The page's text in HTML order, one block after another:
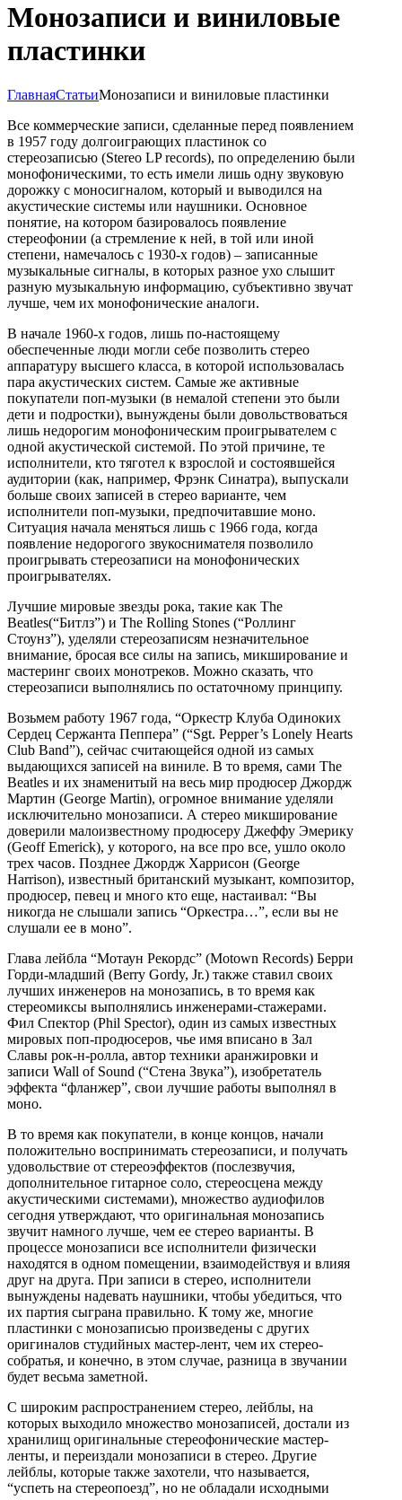
Монозаписи и виниловые
пластинки
ГлавнаяСтатьиМонозаписи и виниловые пластинки
Все коммерческие записи, сделанные перед появлением
в 1957 году долгоиграющих пластинок со
стереозаписью (Stereo LP records), по определению были
монофоническими, то есть имели лишь одну звуковую
дорожку с моносигналом, который и выводился на
акустические системы или наушники. Основное
понятие, на котором базировалось появление
стереофонии (а стремление к ней, в той или иной
степени, намечалось с 1930-х годов) – записанные
музыкальные сигналы, в которых разное ухо слышит
разную музыкальную информацию, субъективно звучат
лучше, чем их монофонические аналоги.
В начале 1960-х годов, лишь по-настоящему
обеспеченные люди могли себе позволить стерео
аппаратуру высшего класса, в которой использовалась
пара акустических систем. Самые же активные
покупатели поп-музыки (в немалой степени это были
дети и подростки), вынуждены были довольствоваться
лишь недорогим монофоническим проигрывателем с
одной акустической системой. По этой причине, те
исполнители, кто тяготел к взрослой и состоявшейся
аудитории (как, например, Фрэнк Синатра), выпускали
больше своих записей в стерео варианте, чем
исполнители поп-музыки, предпочитавшие моно.
Ситуация начала меняться лишь с 1966 года, когда
появление недорогого звукоснимателя позволило
проигрывать стереозаписи на монофонических
проигрывателях.
Лучшие мировые звезды рока, такие как The
Beatles(“Битлз”) и The Rolling Stones (“Роллинг
Стоунз”), уделяли стереозаписям незначительное
внимание, бросая все силы на запись, микширование и
мастеринг своих монотреков. Можно сказать, что
стереозаписи выполнялись по остаточному принципу.
Возьмем работу 1967 года, “Оркестр Клуба Одиноких
Сердец Сержанта Пеппера” (“Sgt. Pepper’s Lonely Hearts
Club Band”), сейчас считающейся одной из самых
выдающихся записей на виниле. В то время, сами The
Beatles и их знаменитый на весь мир продюсер Джордж
Мартин (George Martin), огромное внимание уделяли
исключительно монозаписи. А стерео микширование
доверили малоизвестному продюсеру Джеффу Эмерику
(Geoff Emerick), у которого, на все про все, ушло около
трех часов. Позднее Джордж Харрисон (George
Harrison), известный британский музыкант, композитор,
продюсер, певец и много кто еще, настаивал: “Вы
никогда не слышали запись “Оркестра…”, если вы не
слушали ее в моно”.
Глава лейбла “Мотаун Рекордс” (Motown Records) Берри
Горди-младший (Berry Gordy, Jr.) также ставил своих
лучших инженеров на монозапись, в то время как
стереомиксы выполнялись инженерами-стажерами.
Фил Спектор (Phil Spector), один из самых известных
мировых поп-продюсеров, чье имя вписано в Зал
Славы рок-н-ролла, автор техники аранжировки и
записи Wall of Sound (“Стена Звука”), изобретатель
эффекта “фланжер”, свои лучшие работы выполнял в
моно.
В то время как покупатели, в конце концов, начали
положительно воспринимать стереозаписи, и получать
удовольствие от стереоэффектов (послезвучия,
дополнительное гитарное соло, стереосцена между
акустическими системами), множество аудиофилов
сегодня утверждают, что оригинальная монозапись
звучит намного лучше, чем ее стерео варианты. В
процессе монозаписи все исполнители физически
находятся в одном помещении, взаимодействуя и влияя
друг на друга. При записи в стерео, исполнители
вынуждены надевать наушники, чтобы убедиться, что
их партия сыграна правильно. К тому же, многие
пластинки с монозаписью произведены с других
оригиналов студийных мастер-лент, чем их стерео-
собратья, и конечно, в этом случае, разница в звучании
будет весьма заметной.
С широким распространением стерео, лейблы, на
которых выходило множество монозаписей, достали из
хранилищ оригинальные стереофонические мастер-
ленты, и переиздали монозаписи в стерео. Другие
лейблы, которые также захотели, что называется,
“успеть на стереопоезд”, но не обладали исходными